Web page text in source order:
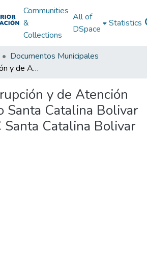
Communities
&
Collections
All of
DSpace
Statistics
Documentos Municipales
Plan Anticorrupción y de Atención al Ciudadano Santa Catalina Bolivar 2013: PAAC Santa Catalina Bolivar 2013
y de Atención
Santa Catalina Bolivar
Catalina Bolivar